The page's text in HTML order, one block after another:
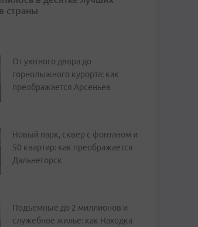
страны
От уютного двора до
горнолыжного курорта: как
преображается Арсеньев
Новый парк, сквер с фонтаном и
50 квартир: как преображается
Дальнегорск
Подъемные до 2 миллионов и
служебное жилье: как Находка